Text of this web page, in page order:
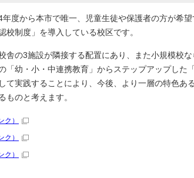
度から本市で唯一、児童生徒や保護者の方が希
校制度」を導入している校区です。
舎の3施設が隣接する配置にあり、また小規模校
「幼・小・中連携教育」からステップアップした
て実践することにより、今後、より一層の特色あ
ものと考えます。
ク）
ク）
ク）